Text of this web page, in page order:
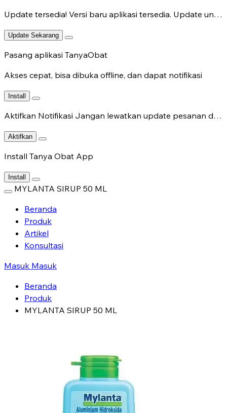
Update tersedia! Versi baru aplikasi tersedia. Update untuk fitur terbaru.
Update Sekarang
Pasang aplikasi TanyaObat
Akses cepat, bisa dibuka offline, dan dapat notifikasi
Install
Aktifkan Notifikasi Jangan lewatkan update pesanan dan chat dokter.
Aktifkan
Install Tanya Obat App
Install
MYLANTA SIRUP 50 ML
Beranda
Produk
Artikel
Konsultasi
Masuk Masuk
Beranda
Produk
MYLANTA SIRUP 50 ML